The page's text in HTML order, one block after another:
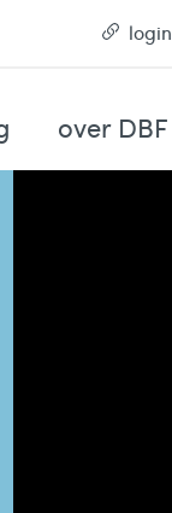
over DBF
login